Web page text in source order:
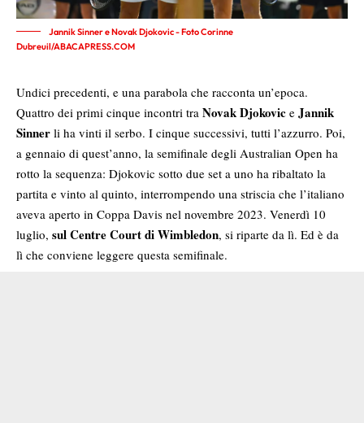
Jannik Sinner e Novak Djokovic - Foto Corinne
Dubreuil/ABACAPRESS.COM
Undici precedenti, e una parabola che racconta un’epoca.
Quattro dei primi cinque incontri tra Novak Djokovic e Jannik
Sinner li ha vinti il serbo. I cinque successivi, tutti l’azzurro. Poi,
a gennaio di quest’anno, la semifinale degli Australian Open ha
rotto la sequenza: Djokovic sotto due set a uno ha ribaltato la
partita e vinto al quinto, interrompendo una striscia che l’italiano
aveva aperto in Coppa Davis nel novembre 2023. Venerdì 10
luglio, sul Centre Court di Wimbledon, si riparte da lì. Ed è da
lì che conviene leggere questa semifinale.